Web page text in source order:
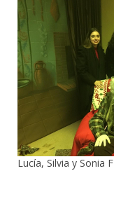
Lucía, Silvia y Sonia